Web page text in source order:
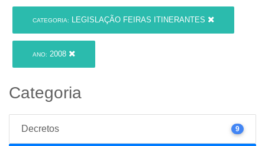
CATEGORIA: LEGISLAÇÃO FEIRAS ITINERANTES
ANO: 2008
Categoria
Decretos 9